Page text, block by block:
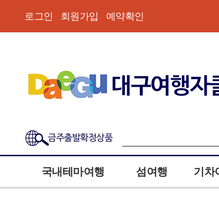
로그인 회원가입 예약확인
금주출발확정상품
국내테마여행 섬여행 기차